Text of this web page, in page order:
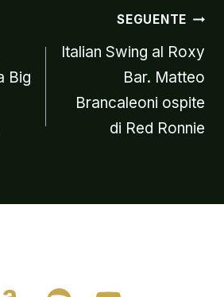
Big
SEGUENTE
Italian Swing al Roxy
Bar. Matteo
Brancaleoni ospite
di Red Ronnie